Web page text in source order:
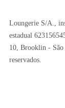
Loungerie S/A.,
estadual
10, Brooklin - São
reservados.